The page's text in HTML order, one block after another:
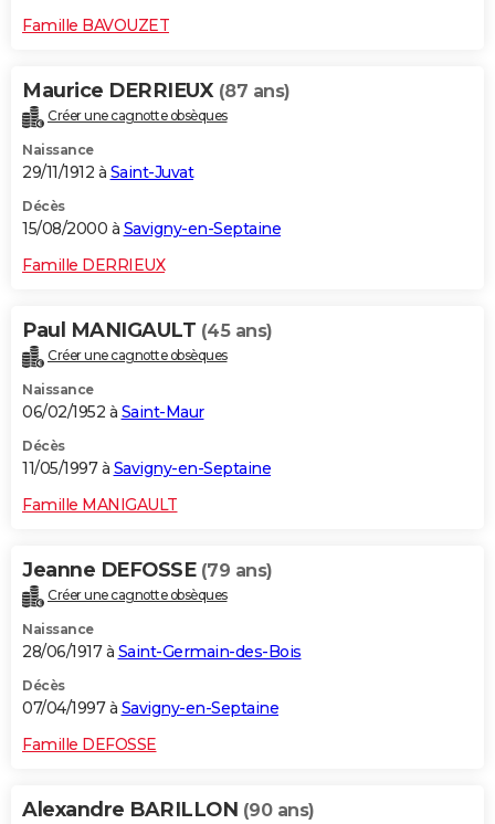
Famille BAVOUZET
Maurice DERRIEUX (87 ans)
Créer une cagnotte obsèques
Naissance
29/11/1912 à Saint-Juvat
Décès
15/08/2000 à Savigny-en-Septaine
Famille DERRIEUX
Paul MANIGAULT (45 ans)
Créer une cagnotte obsèques
Naissance
06/02/1952 à Saint-Maur
Décès
11/05/1997 à Savigny-en-Septaine
Famille MANIGAULT
Jeanne DEFOSSE (79 ans)
Créer une cagnotte obsèques
Naissance
28/06/1917 à Saint-Germain-des-Bois
Décès
07/04/1997 à Savigny-en-Septaine
Famille DEFOSSE
Alexandre BARILLON (90 ans)